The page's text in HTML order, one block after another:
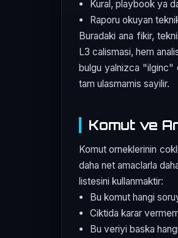
Kural, playbook ya
Raporu okuyan
Buradaki ana fikir,
L3 calismasi, hem
bulgu yalnizca "ilginc"
tam ulasmamis sayilir.
Komut ve
Komut orneklerinin
daha net amaclarla
listesini kullanmaktir:
Bu komut hangi
Ciktida karar
Bu veriyi baska